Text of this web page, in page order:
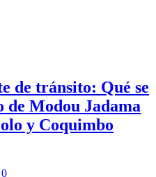
de tránsito: Qué se
de Modou Jadama
y Coquimbo
0